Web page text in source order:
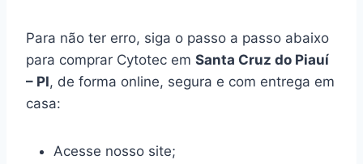
Para não ter erro, siga o passo a passo abaixo
para comprar Cytotec em Santa Cruz do Piauí
– PI, de forma online, segura e com entrega em
casa:
Acesse nosso site;